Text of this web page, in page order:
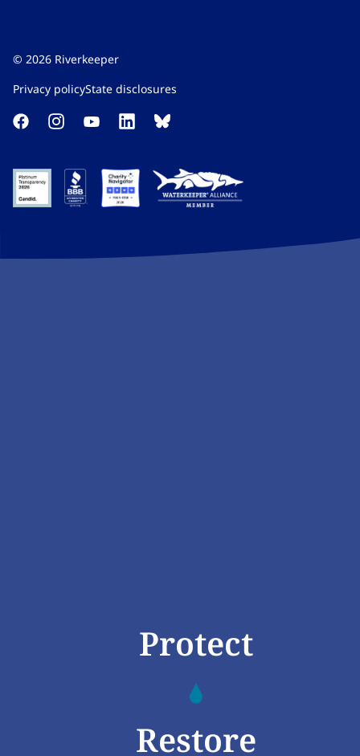
© 2026 Riverkeeper
Privacy policy​​​​‌ ‍ ​‍​‍‌‍ ‌ ​‍‌‍‍‌‌‍‌ ‌‍‍‌‌‍ ‍​‍​‍​ ‍‍​‍​‍‌ ​ ‌‍​‌‌‍ ‍‌‍‍‌‌ ‌​‌ ‍‌​‍ ‍‌‍‍‌‌‍ ​‍​‍​‍ ​​‍​‍‌‍‍​‌ ​‍‌‍‌‌‌‍‌‍​‍​‍​ ‍‍​‍​‍‌‍‍​‌ ‌​‌ ‌​‌ ​​‌ ​ ​ ‍‍​‍ ​‍ ‌‍​ ‌‍ ‌‌ ​ ​‍ ‍‌‍ ‌‌‍​‌‌‍‍‌‌‍ ‍​‍ ‍​ ​‍​ ​​​ ​‍​ ‌​‌ ​‍‌‍‌‌‌‍‌​‌‍‌‌‌ ​ ‌‍‍‌‌‍‌ ‌‍ ‍​‍ ‍‌ ​‍‌‍‍‌‌ ‌‍‌‍‌‌‌ ​‍‌‍‍ ‌‍‌‌‌‍‌‌‌ ​​‌‍‌‌‌ ​‍​‍ ‍‌‍ ‌ ​‍‌‍‌ ​‍ ‌‍‍‌‌‍ ‍‌ ‌​‌‍‌‌‌‍ ‍‌ ‌​​‍ ‌‍‌‌‌‍‌​‌‍‍‌‌ ‌​​‍ ‌‍ ‌‌‍ ‌‍‌​‌‍‌‌​ ‌‌ ​​‌ ​‍‌‍‌‌‌ ​ ‌‍‌‌‌‍ ‍‌ ‌​‌‍​‌‌ ‌​‌‍‍‌‌‍ ‌‍ ‍​ ‍ ‌‍‍‌‌‍‌​​ ‌‌‍‌‍‌‍ ‌‍ ‌ ‌​‌‍‌‌‌ ​‍​ ‍ ‌ ‌​‌ ‍‌‌ ​​‌‍‌‌​ ‌‌‍‌‍‌‍ ‌‍ ‌ ‌​‌‍‌‌‌ ​‍​ ‍ ‌ ​​‌‍​‌‌ ‌​‌‍‍​​ ‌‌‍​‌‌‍‌​‌‍‌​‌‍‍‌‌ ‌​‌‍‍‌‌‍ ‌‍ ‍‌‍​‌‌‍ ​‌​ ​‌‍‍‌‌‍ ‍‌‍‍ ‌ ​ ​‍‌‌​ ‌‌‌​​‍‌‌ ‌‍‍ ‌‍‌‌‌ ‍‌​‍‌‌​ ​ ‌​‌​​‍‌‌​ ​ ‌​‌​​‍‌‌​ ​‍​ ​‍‌‍​ ‌‍‌‍​ ​​​ ​‍​ ​‌​ ‌‍​ ‍‌​ ‌​​ ‌​‌‍​‌​ ​‍‌‍​ ​‍‌‌​ ​‍​ ​‍​‍‌‌​ ‌‌‌​‌​​‍ ‍‌ ‌​‌‍‌‌‌ ‍​‌ ‌​​ ‌‍​‍‌‍​‌‌ ​ ‌‍‌‌‌‌‌‌‌ ​‍‌‍ ​​ ‌‌‍‍​‌ ‌​‌ ‌​‌ ​​‌ ​ ​‍‌‌​ ​ ‌​​‌​‍‌‌​ ​‍‌​‌‍​‍‌‌​ ​‍‌​‌‍‌‍​ ‌‍ ‌‌ ​ ​‍ ‍‌‍ ‌‌‍​‌‌‍‍‌‌‍ ‍​‍ ‍​ ​‍​ ​​​ ​‍​ ‌​‌ ​‍‌‍‌‌‌‍‌​‌‍‌‌‌ ​ ‌‍‍‌‌‍‌ ‌‍ ‍​‍ ‍‌ ​‍‌‍‍‌‌ ‌‍‌‍‌‌‌ ​‍‌‍‍ ‌‍‌‌‌‍‌‌‌ ​​‌‍‌‌‌ ​‍​‍ ‍‌‍ ‌ ​‍‌‍‌ ​‍‌‍‌‍‍‌‌‍‌​​ ‌‌‍‌‍‌‍ ‌‍ ‌ ‌​‌‍‌‌‌ ​‍​‍‌‍‌ ‌​‌ ‍‌‌ ​​‌‍‌‌​ ‌‌‍‌‍‌‍ ‌‍ ‌ ‌​‌‍‌‌‌ ​‍​‍‌‍‌ ​​‌‍​‌‌ ‌​‌‍‍​​ ‌‌‍​‌‌‍‌​‌‍‌​‌‍‍‌‌ ‌​‌‍‍‌‌‍ ‌‍ ‍‌‍​‌‌‍ ​‌​ ​‌‍‍‌‌‍ ‍‌‍‍ ‌ ​ ​‍‌‌​ ‌‌‌​​‍‌‌ ‌‍‍ ‌‍‌‌‌ ‍‌​‍‌‌​ ​ ‌​‌​​‍‌‌​ ​ ‌​‌​​‍‌‌​ ​‍​ ​‍‌‍​ ‌‍‌‍​ ​​​ ​‍​ ​‌​ ‌‍​ ‍‌​ ‌​​ ‌​‌‍​‌​ ​‍‌‍​ ​‍‌‌​ ​‍​ ​‍​‍‌‌​ ‌‌‌​‌​​‍ ‍‌ ‌​‌‍‌‌‌ ‍​‌ ‌​​‍‌‍‌ ​​‌‍‌‌‌ ​‍‌ ​ ‌ ​​‌‍‌‌‌‍​ ‌ ‌​‌‍‍‌‌ ‌‍‌‍‌‌​ ‌‌ ​​‌ ‌‌‌‍​‍‌‍ ​‌‍‍‌‌ ​ ‌‍‍​‌‍‌‌‌‍‌​​‍​‍‌ ‌State disclosures​​​​‌ ‍ ​‍​‍‌‍ ‌ ​‍‌‍‍‌‌‍‌ ‌‍‍‌‌‍ ‍​‍​‍​ ‍‍​‍​‍‌ ​ ‌‍​‌‌‍ ‍‌‍‍‌‌ ‌​‌ ‍‌​‍ ‍‌‍‍‌‌‍ ​‍​‍​‍ ​​‍​‍‌‍‍​‌ ​‍‌‍‌‌‌‍‌‍​‍​‍​ ‍‍​‍​‍‌‍‍​‌ ‌​‌ ‌​‌ ​​‌ ​ ​ ‍‍​‍ ​‍ ‌‍​ ‌‍ ‌‌ ​ ​‍ ‍‌‍ ‌‌‍​‌‌‍‍‌‌‍ ‍​‍ ‍​ ​‍​ ​​​ ​‍​ ‌​‌ ​‍‌‍‌‌‌‍‌​‌‍‌‌‌ ​ ‌‍‍‌‌‍‌ ‌‍ ‍​‍ ‍‌ ​‍‌‍‍‌‌ ‌‍‌‍‌‌‌ ​‍‌‍‍ ‌‍‌‌‌‍‌‌‌ ​​‌‍‌‌‌ ​‍​‍ ‍‌‍ ‌ ​‍‌‍‌ ​‍ ‌‍‍‌‌‍ ‍‌ ‌​‌‍‌‌‌‍ ‍‌ ‌​​‍ ‌‍‌‌‌‍‌​‌‍‍‌‌ ‌​​‍ ‌‍ ‌‌‍ ‌‍‌​‌‍‌‌​ ‌‌ ​​‌ ​‍‌‍‌‌‌ ​ ‌‍‌‌‌‍ ‍‌ ‌​‌‍​‌‌ ‌​‌‍‍‌‌‍ ‌‍ ‍​ ‍ ‌‍‍‌‌‍‌​​ ‌‌‍‌‍‌‍ ‌‍ ‌ ‌​‌‍‌‌‌ ​‍​ ‍ ‌ ‌​‌ ‍‌‌ ​​‌‍‌‌​ ‌‌‍‌‍‌‍ ‌‍ ‌ ‌​‌‍‌‌‌ ​‍​ ‍ ‌ ​​‌‍​‌‌ ‌​‌‍‍​​ ‌‌‍​‌‌‍‌​‌‍‌​‌‍‍‌‌ ‌​‌‍‍‌‌‍ ‌‍ ‍‌‍​‌‌‍ ​‌​ ​‌‍‍‌‌‍ ‍‌‍‍ ‌ ​ ​‍‌‌​ ‌‌‌​​‍‌‌ ‌‍‍ ‌‍‌‌‌ ‍‌​‍‌‌​ ​ ‌​‌​​‍‌‌​ ​ ‌​‌​​‍‌‌​ ​‍​ ​‍​ ‌‍‌‍​ ‌‍‌‌​ ‍​‌‍‌‌​ ​​‌‍‌​​ ​‍‌‍​‌​ ‌​​ ‍​​ ‍​​‍‌‌​ ​‍​ ​‍​‍‌‌​ ‌‌‌​‌​​‍ ‍‌ ‌​‌‍‌‌‌ ‍​‌ ‌​​ ‌‍​‍‌‍​‌‌ ​ ‌‍‌‌‌‌‌‌‌ ​‍‌‍ ​​ ‌‌‍‍​‌ ‌​‌ ‌​‌ ​​‌ ​ ​‍‌‌​ ​ ‌​​‌​‍‌‌​ ​‍‌​‌‍​‍‌‌​ ​‍‌​‌‍‌‍​ ‌‍ ‌‌ ​ ​‍ ‍‌‍ ‌‌‍​‌‌‍‍‌‌‍ ‍​‍ ‍​ ​‍​ ​​​ ​‍​ ‌​‌ ​‍‌‍‌‌‌‍‌​‌‍‌‌‌ ​ ‌‍‍‌‌‍‌ ‌‍ ‍​‍ ‍‌ ​‍‌‍‍‌‌ ‌‍‌‍‌‌‌ ​‍‌‍‍ ‌‍‌‌‌‍‌‌‌ ​​‌‍‌‌‌ ​‍​‍ ‍‌‍ ‌ ​‍‌‍‌ ​‍‌‍‌‍‍‌‌‍‌​​ ‌‌‍‌‍‌‍ ‌‍ ‌ ‌​‌‍‌‌‌ ​‍​‍‌‍‌ ‌​‌ ‍‌‌ ​​‌‍‌‌​ ‌‌‍‌‍‌‍ ‌‍ ‌ ‌​‌‍‌‌‌ ​‍​‍‌‍‌ ​​‌‍​‌‌ ‌​‌‍‍​​ ‌‌‍​‌‌‍‌​‌‍‌​‌‍‍‌‌ ‌​‌‍‍‌‌‍ ‌‍ ‍‌‍​‌‌‍ ​‌​ ​‌‍‍‌‌‍ ‍‌‍‍ ‌ ​ ​‍‌‌​ ‌‌‌​​‍‌‌ ‌‍‍ ‌‍‌‌‌ ‍‌​‍‌‌​ ​ ‌​‌​​‍‌‌​ ​ ‌​‌​​‍‌‌​ ​‍​ ​‍​ ‌‍‌‍​ ‌‍‌‌​ ‍​‌‍‌‌​ ​​‌‍‌​​ ​‍‌‍​‌​ ‌​​ ‍​​ ‍​​‍‌‌​ ​‍​ ​‍​‍‌‌​ ‌‌‌​‌​​‍ ‍‌ ‌​‌‍‌‌‌ ‍​‌ ‌​​‍‌‍‌ ​​‌‍‌‌‌ ​‍‌ ​ ‌ ​​‌‍‌‌‌‍​ ‌ ‌​‌‍‍‌‌ ‌‍‌‍‌‌​ ‌‌ ​​‌ ‌‌‌‍​‍‌‍ ​‌‍‍‌‌ ​ ‌‍‍​‌‍‌‌‌‍‌​​‍​‍‌ ‌
Protect
Restore